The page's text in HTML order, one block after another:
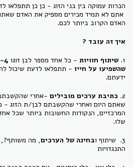
הכרות עמוקה בין בני הזוג - כן כן
אתם לא תמיד מכירים מספיק את האדם
האדם הקרוב ביותר לכם.
איך זה עובד ?
1. שיתוף חוויות - כל אחד מספר לבן זוגו 4
שהשפיעו על חייו - תתפלאו לדעת שיכול
ידעתם.
2. כתיבת ערכים מובילים -אחרי
שאתם היום ואחרי שהקשבתם לבן/ת הזוג -
המרכזיים, הנקודות החשובות ביותר שכל
שלו.
3. שיתוף ו
בחינה של הערכים, מה
התנגדויות